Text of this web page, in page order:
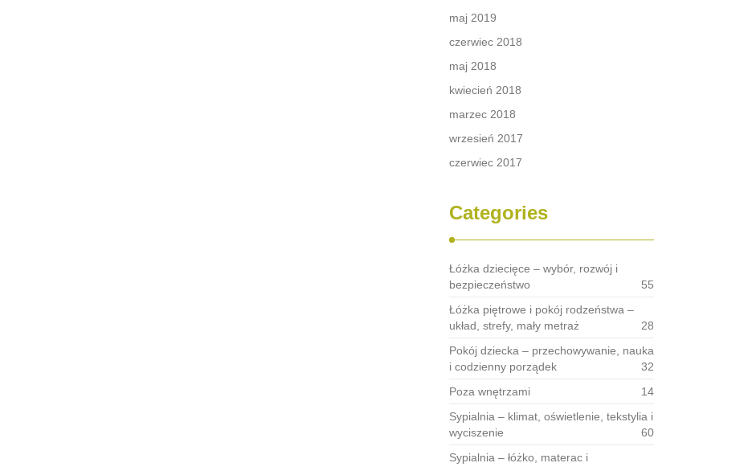
maj 2019
czerwiec 2018
maj 2018
kwiecień 2018
marzec 2018
wrzesień 2017
czerwiec 2017
Categories
Łóżka dziecięce – wybór, rozwój i
bezpieczeństwo
55
Łóżka piętrowe i pokój rodzeństwa –
układ, strefy, mały metraż
28
Pokój dziecka – przechowywanie, nauka
i codzienny porządek
32
Poza wnętrzami
14
Sypialnia – klimat, oświetlenie, tekstylia i
wyciszenie
60
Sypialnia – łóżko, materac i